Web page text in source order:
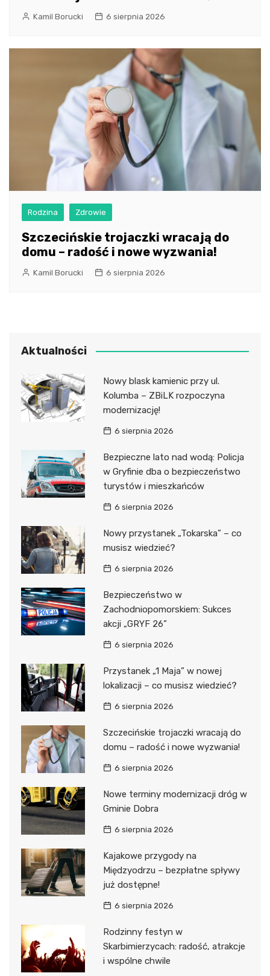
Kamil Borucki 6 sierpnia 2026
Rodzina Zdrowie
Szczecińskie trojaczki wracają do
domu – radość i nowe wyzwania!
Kamil Borucki 6 sierpnia 2026
Aktualności
Nowy blask kamienic przy ul.
Kolumba – ZBiLK rozpoczyna
modernizację!
6 sierpnia 2026
Bezpieczne lato nad wodą: Policja
w Gryfinie dba o bezpieczeństwo
turystów i mieszkańców
6 sierpnia 2026
Nowy przystanek „Tokarska” – co
musisz wiedzieć?
6 sierpnia 2026
Bezpieczeństwo w
Zachodniopomorskiem: Sukces
akcji „GRYF 26”
6 sierpnia 2026
Przystanek „1 Maja” w nowej
lokalizacji – co musisz wiedzieć?
6 sierpnia 2026
Szczecińskie trojaczki wracają do
domu – radość i nowe wyzwania!
6 sierpnia 2026
Nowe terminy modernizacji dróg w
Gminie Dobra
6 sierpnia 2026
Kajakowe przygody na
Międzyodrzu – bezpłatne spływy
już dostępne!
6 sierpnia 2026
Rodzinny festyn w
Skarbimierzycach: radość, atrakcje
i wspólne chwile